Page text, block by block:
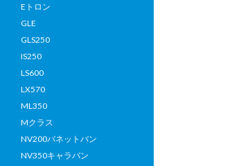
Eトロン
GLE
GLS250
IS250
LS600
LX570
ML350
Mクラス
NV200バネットバン
NV350キャラバン